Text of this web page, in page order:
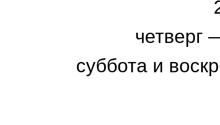
четверг
суббота и